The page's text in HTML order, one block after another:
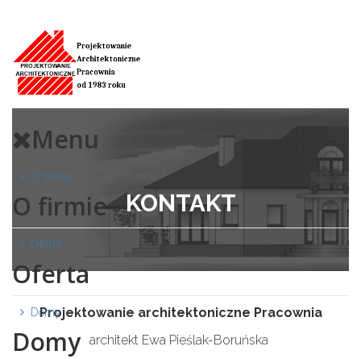
Menu
O firmie
O firmie
Oferta
Oferta
Domy
Domy
KONTAKT
Projektowanie architektoniczne Pracownia
architekt Ewa Pieślak-Boruńska